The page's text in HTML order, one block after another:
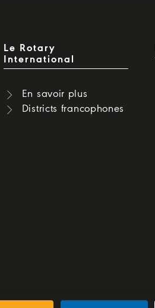
Le Rotary
International
En savoir plus
Districts francophones